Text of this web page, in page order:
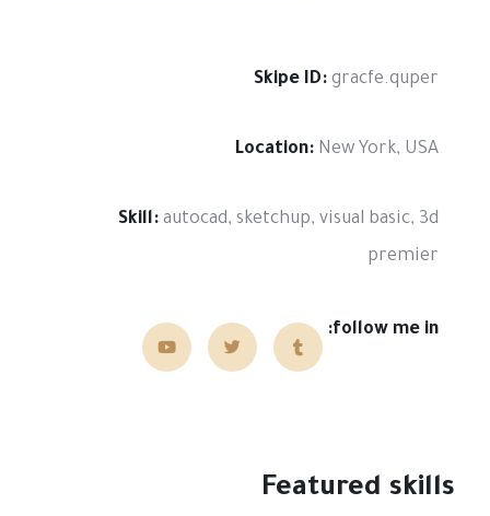
Skipe ID: gracfe.quper
Location: New York, USA
Skill: autocad, sketchup, visual basic, 3d
premier
follow me in:
Featured skills